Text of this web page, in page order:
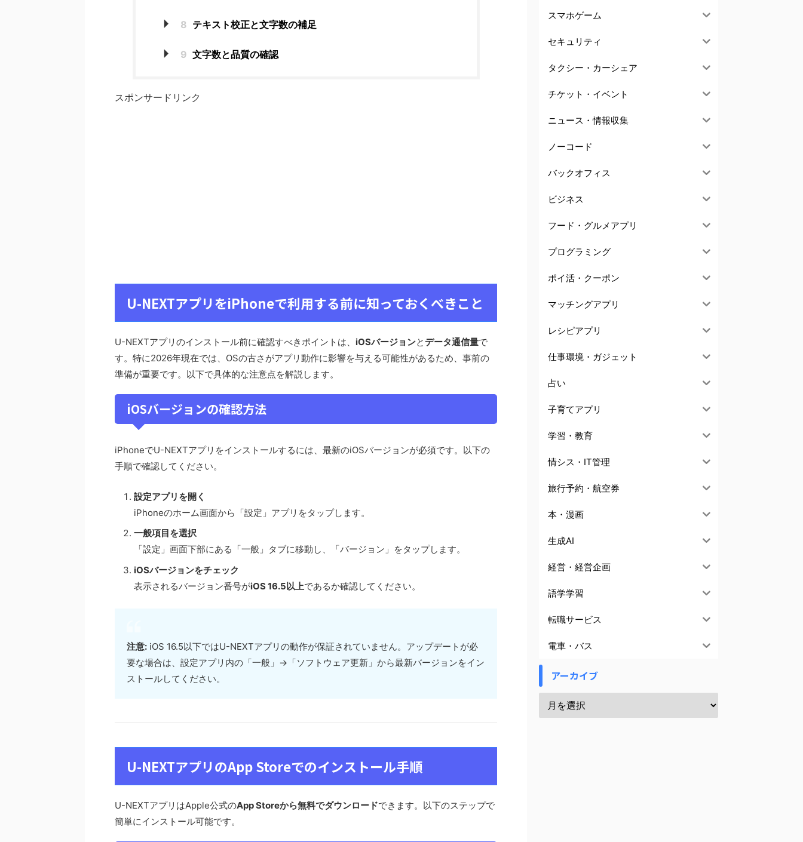
8 テキスト校正と文字数の補足
9 文字数と品質の確認
スポンサードリンク
U-NEXTアプリをiPhoneで利用する前に知っておくべきこと
U-NEXTアプリのインストール前に確認すべきポイントは、 iOSバージョンとデータ通信量で
す。特に2026年現在では、OSの古さがアプリ動作に影響を与える可能性があるため、事前の
準備が重要です。以下で具体的な注意点を解説します。
iOSバージョンの確認方法
iPhoneでU-NEXTアプリをインストールするには、最新のiOSバージョンが必須です。以下の
手順で確認してください。
設定アプリを開く
iPhoneのホーム画面から「設定」アプリをタップします。
一般項目を選択
「設定」画面下部にある「一般」タブに移動し、「バージョン」をタップします。
iOSバージョンをチェック
表示されるバージョン番号がiOS 16.5以上であるか確認してください。
注意: iOS 16.5以下ではU-NEXTアプリの動作が保証されていません。アップデートが必
要な場合は、設定アプリ内の「一般」→「ソフトウェア更新」から最新バージョンをイン
ストールしてください。
U-NEXTアプリのApp Storeでのインストール手順
U-NEXTアプリはApple公式のApp Storeから無料でダウンロードできます。以下のステップで
簡単にインストール可能です。
スマホゲーム
セキュリティ
タクシー・カーシェア
チケット・イベント
ニュース・情報収集
ノーコード
バックオフィス
ビジネス
フード・グルメアプリ
プログラミング
ポイ活・クーポン
マッチングアプリ
レシピアプリ
仕事環境・ガジェット
占い
子育てアプリ
学習・教育
情シス・IT管理
旅行予約・航空券
本・漫画
生成AI
経営・経営企画
語学学習
転職サービス
電車・バス
アーカイブ